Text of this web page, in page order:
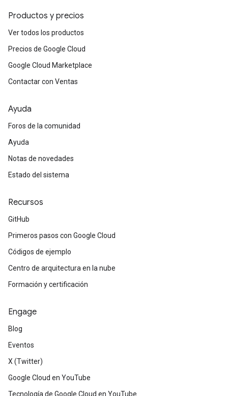
Productos y precios
Ver todos los productos
Precios de Google Cloud
Google Cloud Marketplace
Contactar con Ventas
Ayuda
Foros de la comunidad
Ayuda
Notas de novedades
Estado del sistema
Recursos
GitHub
Primeros pasos con Google Cloud
Códigos de ejemplo
Centro de arquitectura en la nube
Formación y certificación
Engage
Blog
Eventos
X (Twitter)
Google Cloud en YouTube
Tecnología de Google Cloud en YouTube